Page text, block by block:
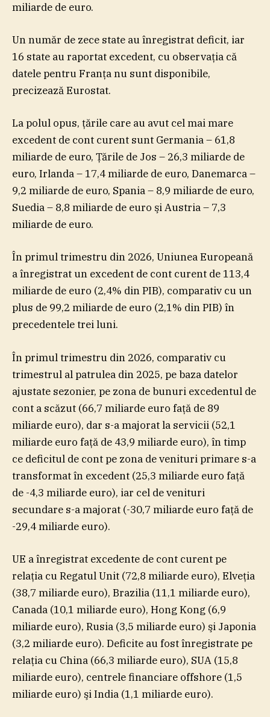
miliarde de euro.
Un număr de zece state au înregistrat deficit, iar
16 state au raportat excedent, cu observaţia că
datele pentru Franţa nu sunt disponibile,
precizează Eurostat.
La polul opus, ţările care au avut cel mai mare
excedent de cont curent sunt Germania – 61,8
miliarde de euro, Ţările de Jos – 26,3 miliarde de
euro, Irlanda – 17,4 miliarde de euro, Danemarca –
9,2 miliarde de euro, Spania – 8,9 miliarde de euro,
Suedia – 8,8 miliarde de euro şi Austria – 7,3
miliarde de euro.
În primul trimestru din 2026, Uniunea Europeană
a înregistrat un excedent de cont curent de 113,4
miliarde de euro (2,4% din PIB), comparativ cu un
plus de 99,2 miliarde de euro (2,1% din PIB) în
precedentele trei luni.
În primul trimestru din 2026, comparativ cu
trimestrul al patrulea din 2025, pe baza datelor
ajustate sezonier, pe zona de bunuri excedentul de
cont a scăzut (66,7 miliarde euro faţă de 89
miliarde euro), dar s-a majorat la servicii (52,1
miliarde euro faţă de 43,9 miliarde euro), în timp
ce deficitul de cont pe zona de venituri primare s-a
transformat în excedent (25,3 miliarde euro faţă
de -4,3 miliarde euro), iar cel de venituri
secundare s-a majorat (-30,7 miliarde euro faţă de
-29,4 miliarde euro).
UE a înregistrat excedente de cont curent pe
relaţia cu Regatul Unit (72,8 miliarde euro), Elveţia
(38,7 miliarde euro), Brazilia (11,1 miliarde euro),
Canada (10,1 miliarde euro), Hong Kong (6,9
miliarde euro), Rusia (3,5 miliarde euro) şi Japonia
(3,2 miliarde euro). Deficite au fost înregistrate pe
relaţia cu China (66,3 miliarde euro), SUA (15,8
miliarde euro), centrele financiare offshore (1,5
miliarde euro) şi India (1,1 miliarde euro).